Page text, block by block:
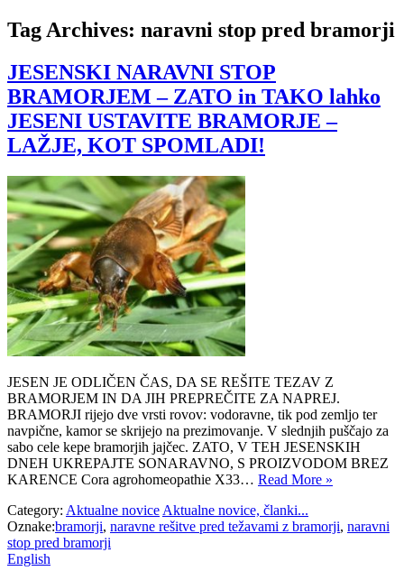
Tag Archives: naravni stop pred bramorji
JESENSKI NARAVNI STOP
BRAMORJEM – ZATO in TAKO lahko
JESENI USTAVITE BRAMORJE –
LAŽJE, KOT SPOMLADI!
JESEN JE ODLIČEN ČAS, DA SE REŠITE TEZAV Z
BRAMORJEM IN DA JIH PREPREČITE ZA NAPREJ.
BRAMORJI rijejo dve vrsti rovov: vodoravne, tik pod zemljo ter
navpične, kamor se skrijejo na prezimovanje. V slednjih puščajo za
sabo cele kepe bramorjih jajčec. ZATO, V TEH JESENSKIH
DNEH UKREPAJTE SONARAVNO, S PROIZVODOM BREZ
KARENCE Cora agrohomeopathie X33… Read More »
Category: Aktualne novice Aktualne novice, članki...
Oznake:bramorji, naravne rešitve pred težavami z bramorji, naravni
stop pred bramorji
English